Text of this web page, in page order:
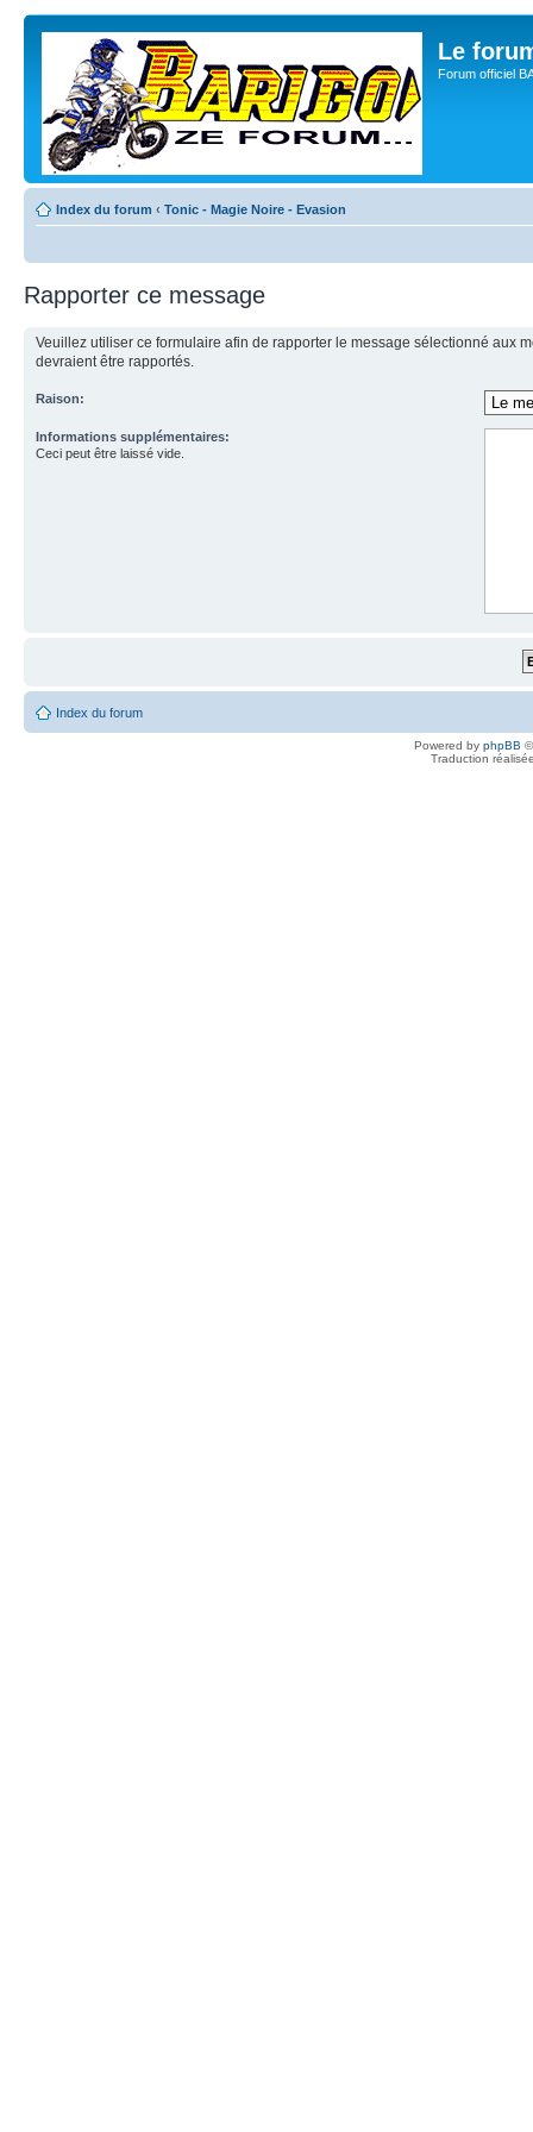
Le
Forum officiel
Index du forum ‹ Tonic - Magie Noire - Evasion
Rapporter ce message
Veuillez utiliser ce formulaire afin de rapporter le message sélectionné aux
devraient être rapportés.
Raison:
Informations supplémentaires:
Ceci peut être laissé vide.
Index du forum
Powered by phpBB
Traduction